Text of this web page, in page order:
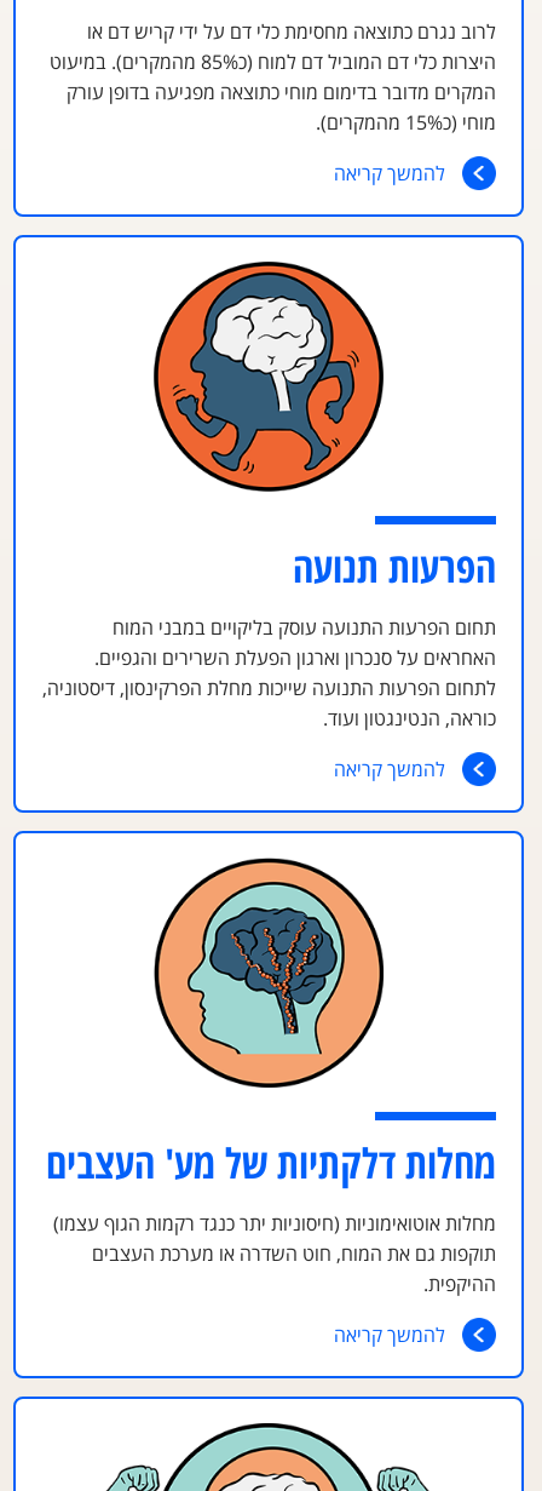
לרוב נגרם כתוצאה מחסימת כלי דם על ידי קריש דם או
היצרות כלי דם המוביל דם למוח (כ85% מהמקרים). במיעוט
המקרים מדובר בדימום מוחי כתוצאה מפגיעה בדופן עורק
מוחי (כ15% מהמקרים).
להמשך קריאה
הפרעות תנועה
תחום הפרעות התנועה עוסק בליקויים במבני המוח
האחראים על סנכרון וארגון הפעלת השרירים והגפיים.
לתחום הפרעות התנועה שייכות מחלת הפרקינסון, דיסטוניה,
כוראה, הנטינגטון ועוד.
להמשך קריאה
מחלות דלקתיות של מע' העצבים
מחלות אוטואימוניות (חיסוניות יתר כנגד רקמות הגוף עצמו)
תוקפות גם את המוח, חוט השדרה או מערכת העצבים
ההיקפית.
להמשך קריאה